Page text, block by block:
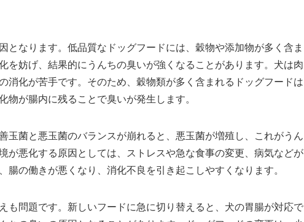
となります。低品質なドッグフードには、穀物や添加物が多く含ま
を妨げ、結果的にうんちの臭いが強くなることがあります。犬は肉
消化が苦手です。そのため、穀物類が多く含まれるドッグフードは
物が腸内に残ることで臭いが発生します。
玉菌と悪玉菌のバランスが崩れると、悪玉菌が増殖し、これがうん
が悪化する原因としては、ストレスや急な食事の変更、病気などが
腸の働きが悪くなり、消化不良を引き起こしやすくなります。
も問題です。新しいフードに急に切り替えると、犬の胃腸が対応で